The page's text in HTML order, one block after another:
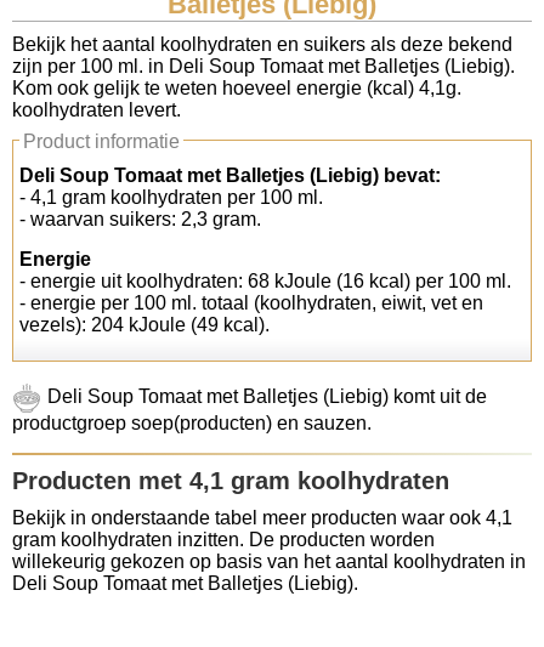
Koolhydraten tellen
Links
Bekijk het aantal koolhydraten en suikers als deze bekend
zijn per 100 ml. in Deli Soup Tomaat met Balletjes (Liebig).
Kom ook gelijk te weten hoeveel energie (kcal) 4,1g.
koolhydraten levert.
Product informatie
Deli Soup Tomaat met Balletjes (Liebig) bevat:
- 4,1 gram koolhydraten per 100 ml.
- waarvan suikers: 2,3 gram.
Energie
- energie uit koolhydraten: 68 kJoule (16 kcal) per 100 ml.
- energie per 100 ml. totaal (koolhydraten, eiwit, vet en
vezels): 204 kJoule (49 kcal).
Deli Soup Tomaat met Balletjes (Liebig) komt uit de
productgroep soep(producten) en sauzen.
Producten met 4,1 gram koolhydraten
Bekijk in onderstaande tabel meer producten waar ook 4,1
gram koolhydraten inzitten. De producten worden
willekeurig gekozen op basis van het aantal koolhydraten in
Deli Soup Tomaat met Balletjes (Liebig).